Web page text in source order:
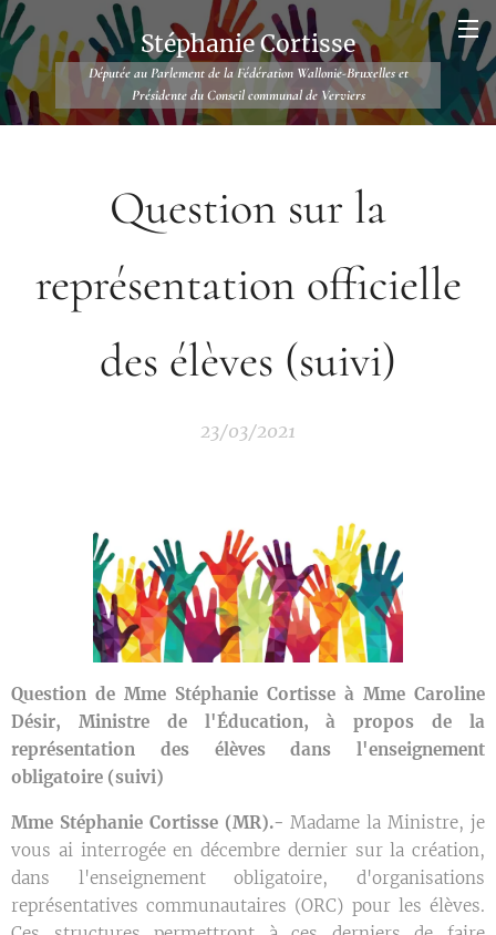
Stéphanie Cortisse
Députée au Parlement de la Fédération Wallonie-Bruxelles et
Présidente du Conseil communal de Verviers
Question sur la
représentation officielle
des élèves (suivi)
23/03/2021
Question de Mme Stéphanie Cortisse à Mme Caroline
Désir, Ministre de l'Éducation, à propos de la
représentation des élèves dans l'enseignement
obligatoire (suivi)
Mme Stéphanie Cortisse (MR).- Madame la Ministre, je
vous ai interrogée en décembre dernier sur la création,
dans l'enseignement obligatoire, d'organisations
représentatives communautaires (ORC) pour les élèves.